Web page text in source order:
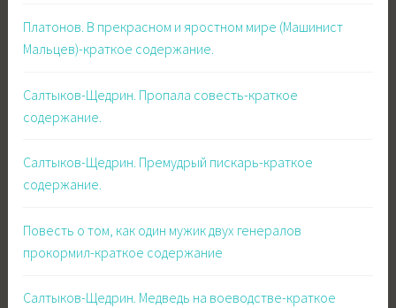
Платонов. В прекрасном и яростном мире (Машинист
Мальцев)-краткое содержание.
Салтыков-Щедрин. Пропала совесть-краткое
содержание.
Салтыков-Щедрин. Премудрый пискарь-краткое
содержание.
Повесть о том, как один мужик двух генералов
прокормил-краткое содержание
Салтыков-Щедрин. Медведь на воеводстве-краткое